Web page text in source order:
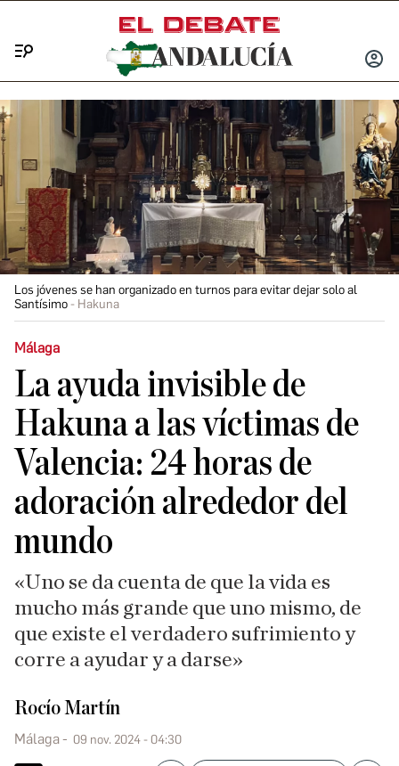
INICIAR
Los jóvenes se han organizado en turnos para evitar dejar solo al
Santísimo
Hakuna
Málaga
La ayuda invisible de
Hakuna a las víctimas de
Valencia: 24 horas de
adoración alrededor del
mundo
«Uno se da cuenta de que la vida es
mucho más grande que uno mismo, de
que existe el verdadero sufrimiento y
corre a ayudar y a darse»
Rocío Martín
Málaga 09 nov. 2024 - 04:30